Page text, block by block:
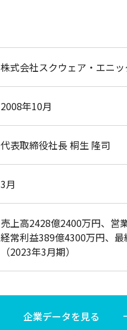
株式会社スクウェア・エニッ
2008年10月
代表取締役社長 桐生 隆司
3月
売上高2428億2400万円、営
経常利益389億4300万円、
（2023年3月期）
企業データを見る